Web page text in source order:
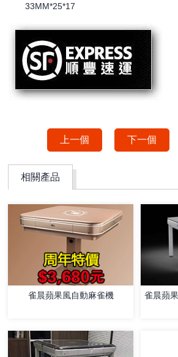
33MM*25*17
上一個 下一個
相關產品
雀晨蘋果風自動麻雀機
雀晨蘋